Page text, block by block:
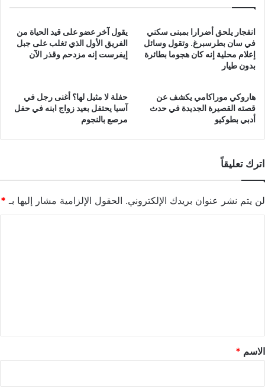
انفجار يلحق أضرارا بمبنى سكني
في سان بطرسبرغ. وتقول وسائل
إعلام محلية إنه كان هجوما بطائرة
بدون طيار
يقول آخر عضو على قيد الحياة من
الفريق الأول الذي تغلب على جبل
إيفرست إنه مزدحم وقذر الآن
هاروكي موراكامي يكشف عن
قصته القصيرة الجديدة في حدث
أدبي بطوكيو
حفلة لا مثيل لها؟ أغنى رجل في
آسيا يحتفل بعيد زواج ابنه في حفل
مرصع بالنجوم
اترك تعليقاً
لن يتم نشر عنوان بريدك الإلكتروني. الحقول الإلزامية مشار إليها بـ *
*
الاسم *